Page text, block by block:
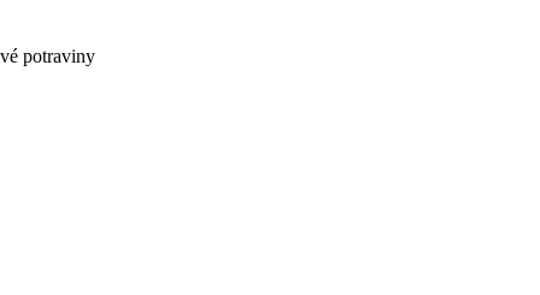
potraviny